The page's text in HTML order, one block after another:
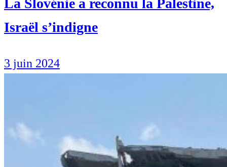
La Slovénie a reconnu la Palestine,
Israël s’indigne
3 juin 2024